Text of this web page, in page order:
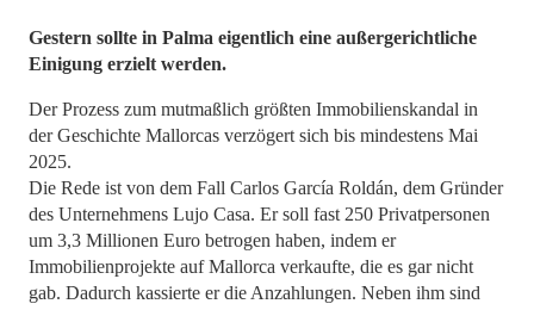
Gestern sollte in Palma eigentlich eine außergerichtliche
Einigung erzielt werden.
Der Prozess zum mutmaßlich größten Immobilienskandal in
der Geschichte Mallorcas verzögert sich bis mindestens Mai
2025.
Die Rede ist von dem Fall Carlos García Roldán, dem Gründer
des Unternehmens Lujo Casa. Er soll fast 250 Privatpersonen
um 3,3 Millionen Euro betrogen haben, indem er
Immobilienprojekte auf Mallorca verkaufte, die es gar nicht
gab. Dadurch kassierte er die Anzahlungen. Neben ihm sind